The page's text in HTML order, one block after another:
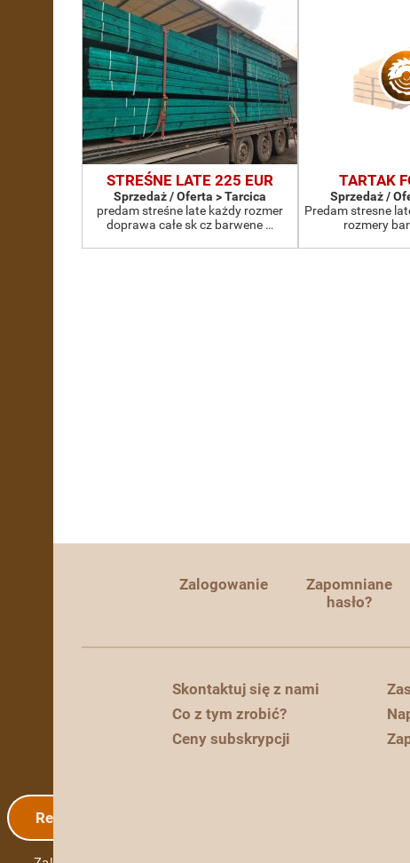
Rejestracja
STREŚNE LATE 225 EUR
Sprzedaż / Oferta > Tarcica
predam streśne late każdy rozmer
doprawa całe sk cz barwene …
TARTAK
Sprzedaż /
Predam stresne
rozmery
Zalogowanie
Zapomniane
hasło?
Skontaktuj się z nami
Co z tym zrobić?
Ceny subskrypcji